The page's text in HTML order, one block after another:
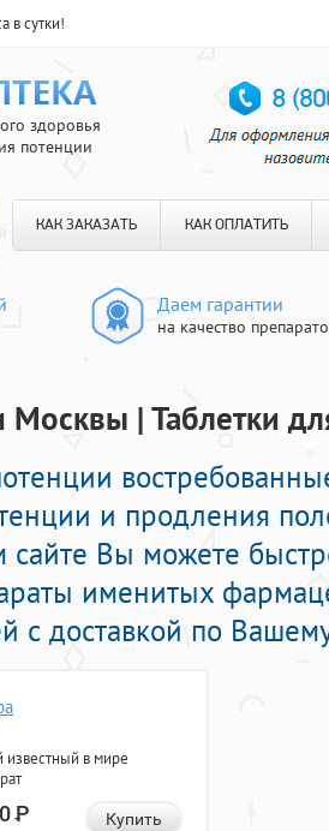
в сутки!
здоровья
потенции
КАК ЗАКАЗАТЬ КАК ОПЛАТИТЬ
Даем гарантии
на качество
Москвы | Таблетки
и продления
сайте Вы можете
именитых
с доставкой по
известный в мире
Р Купить